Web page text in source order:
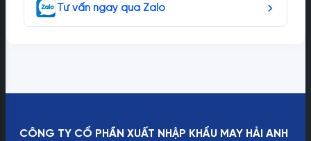
Tư vấn ngay qua Zalo
CÔNG TY CỔ PHẦN XUẤT NHẬP KHẨU MAY HẢI ANH